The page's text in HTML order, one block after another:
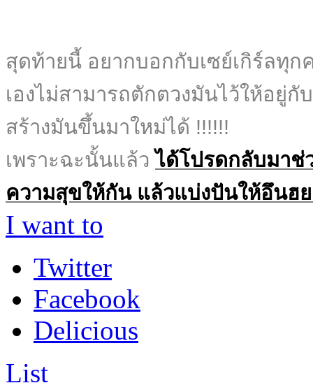
สุดท้ายนี้ อยากบอกกับเซย์เกิร์ลทุก
เองไม่สามารถตักตวงมันไว้ให้อยู่กั
สร้างมันขึ้นมาใหม่ได้ !!!!!!
เพราะฉะนั้นแล้วได้โปรดกลับมาช่
ความสุขให้กัน แล้วแบ่งปันให้อึนฮ
I want to
Twitter
Facebook
Delicious
List